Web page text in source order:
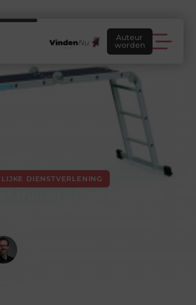
Auteur
worden
DIENSTVERLENING
aluminium